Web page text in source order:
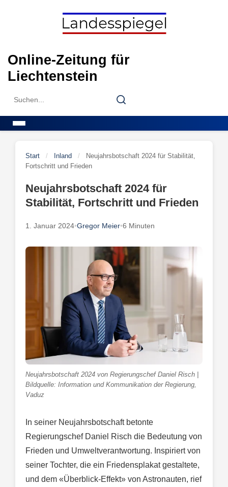
Online-Zeitung für
Liechtenstein
Search
Search
Start / Inland /
Neujahrsbotschaft 2024 für Stabilität,
Fortschritt und Frieden
Neujahrsbotschaft 2024 für
Stabilität, Fortschritt und Frieden
1. Januar 2024•Gregor Meier•6 Minuten
Neujahrsbotschaft 2024 von Regierungschef Daniel Risch |
Bildquelle: Information und Kommunikation der Regierung,
Vaduz
In seiner Neujahrsbotschaft betonte
Regierungschef Daniel Risch die Bedeutung von
Frieden und Umweltverantwortung. Inspiriert von
seiner Tochter, die ein Friedensplakat gestaltete,
und dem «Überblick-Effekt» von Astronauten, rief